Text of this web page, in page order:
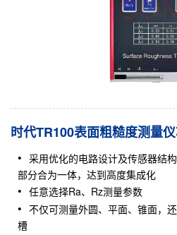
时代TR100表面粗糙度测量
采用优化的电路设计及传感器结
部分合为一体，达到高度集成化
任意选择Ra、Rz测量参数
不仅可测量外圆、平面、锥面，
槽